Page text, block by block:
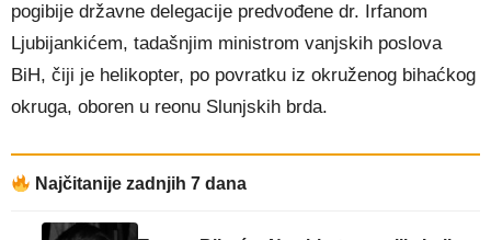
pogibije državne delegacije predvođene dr. Irfanom
Ljubijankićem, tadašnjim ministrom vanjskih poslova
BiH, čiji je helikopter, po povratku iz okruženog bihaćkog
okruga, oboren u reonu Slunjskih brda.
Najčitanije zadnjih 7 dana